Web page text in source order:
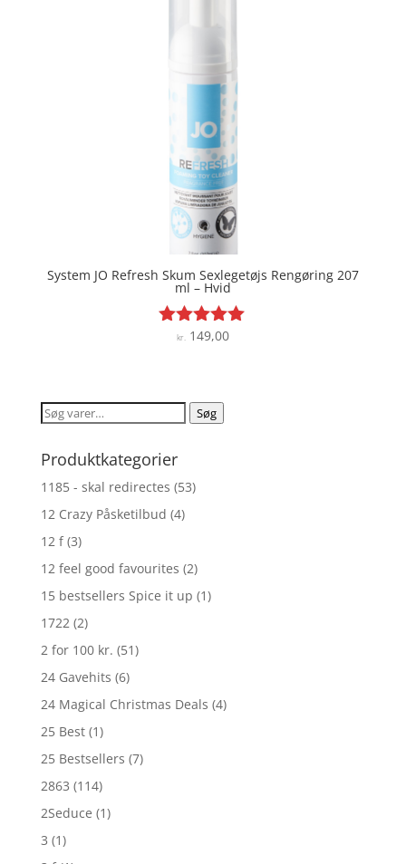
System JO Refresh Skum Sexlegetøjs Rengøring 207
ml – Hvid
Vurderet
kr.149,00
Søg
Søg
Produktkategorier
1185 - skal redirectes (53)
12 Crazy Påsketilbud (4)
12 f (3)
12 feel good favourites (2)
15 bestsellers Spice it up (1)
1722 (2)
2 for 100 kr. (51)
24 Gavehits (6)
24 Magical Christmas Deals (4)
25 Best (1)
25 Bestsellers (7)
2863 (114)
2Seduce (1)
3 (1)